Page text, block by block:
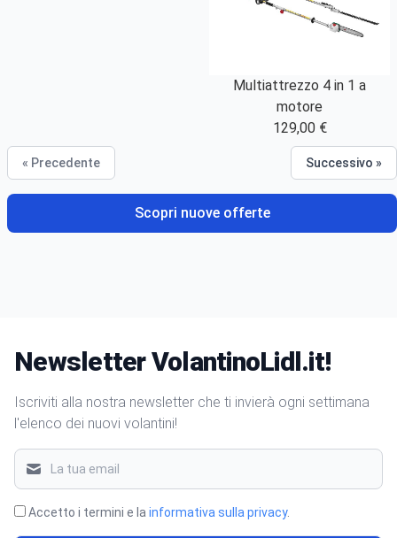
Multiattrezzo 4 in 1 a
motore
129,00 €
« Precedente Successivo »
Scopri nuove offerte
Newsletter VolantinoLidl.it!
Iscriviti alla nostra newsletter che ti invierà ogni settimana
l'elenco dei nuovi volantini!
Accetto i termini e la informativa sulla privacy.